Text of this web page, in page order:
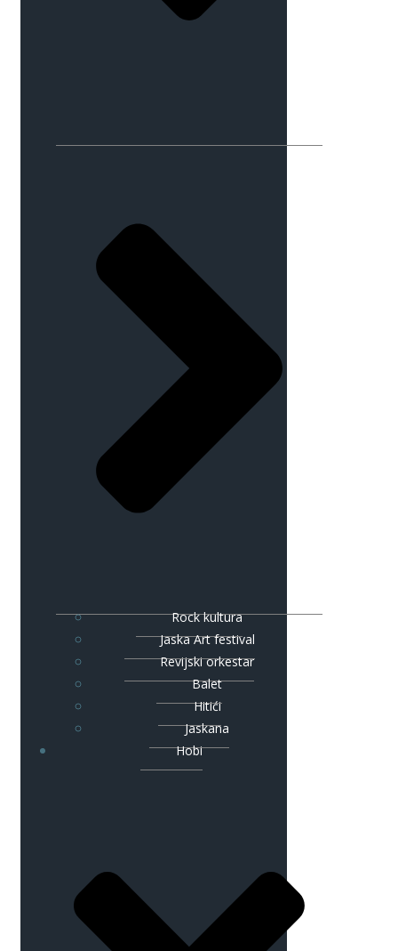
Rock kultura
Jaska Art festival
Revijski orkestar
Balet
Hitići
Jaskana
Hobi